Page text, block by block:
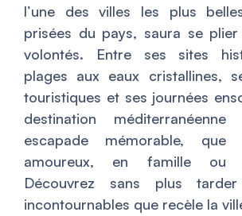
l’une des villes les plus
prisées du pays, saura se
volontés. Entre ses sites
plages aux eaux cristallines,
touristiques et ses journées
destination
escapade mémorable,
amoureux, en famille ou
Découvrez sans plus
incontournables que recèle la